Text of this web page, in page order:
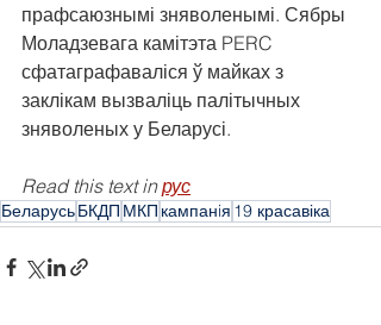
прафсаюзнымі зняволенымі. Сябры
Моладзевага камітэта PERC
сфатаграфаваліся ў майках з
заклікам вызваліць палітычных
зняволеных у Беларусі.
Read this text in рус
БеларусьБКДП МКП кампанiя 19 красавіка